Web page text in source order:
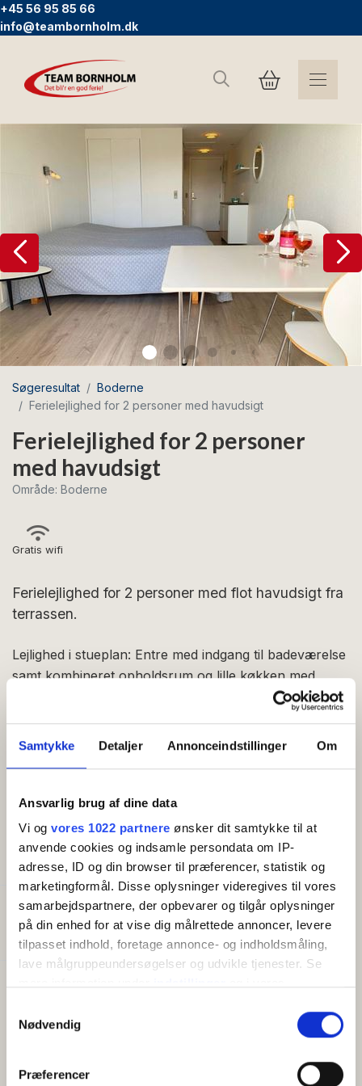
Samtykke Detaljer Annonceindstillinger Om
Ansvarlig brug af dine data
Vi og vores 1022 partnere ønsker dit samtykke til at
anvende cookies og indsamle persondata om IP-
adresse, ID og din browser til præferencer, statistik og
marketingformål. Disse oplysninger videregives til vores
samarbejdspartnere, der opbevarer og tilgår oplysninger
på din enhed for at vise dig målrettede annoncer, levere
tilpasset indhold, foretage annonce- og indholdsmåling,
lave målgruppeundersøgelser og udvikle tjenester. Se
tilbage eller ændre indstillinger fra vores
"Cookiedeklaration", eller ved at trykke på "Privacy
Nødvendig
Præferencer
+45 56 95 85 66
info@teambornholm.dk
Søg
Søgeresultat
Boderne
Ferielejlighed for 2 personer med havudsigt
Ferielejlighed for 2 personer
med havudsigt
Område: Boderne
Gratis wifi
Ferielejlighed for 2 personer med flot havudsigt fra
terrassen.
Lejlighed i stueplan: Entre med indgang til badeværelse
samt kombineret opholdsrum og lille køkken med
blandt andet kaffemaskine, elkedel og køleskab.
opholdsrummet er der udgang til egen terrasse med
aftensol.
FACILITETER
Generelt
Senge i alt: 2
Faciliteter
Altan/terrasse
Kaffemaskine/elkedel